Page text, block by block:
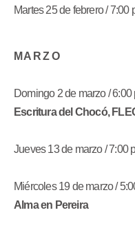
Martes 25 de febrero / 7:00
M A R Z O
Domingo 2 de marzo /6:00
Escritura del Chocó,
Jueves 13 de marzo / 7:00
Miércoles 19 de marzo /
Alma en Pereira